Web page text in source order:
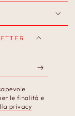
le finalità e
privacy